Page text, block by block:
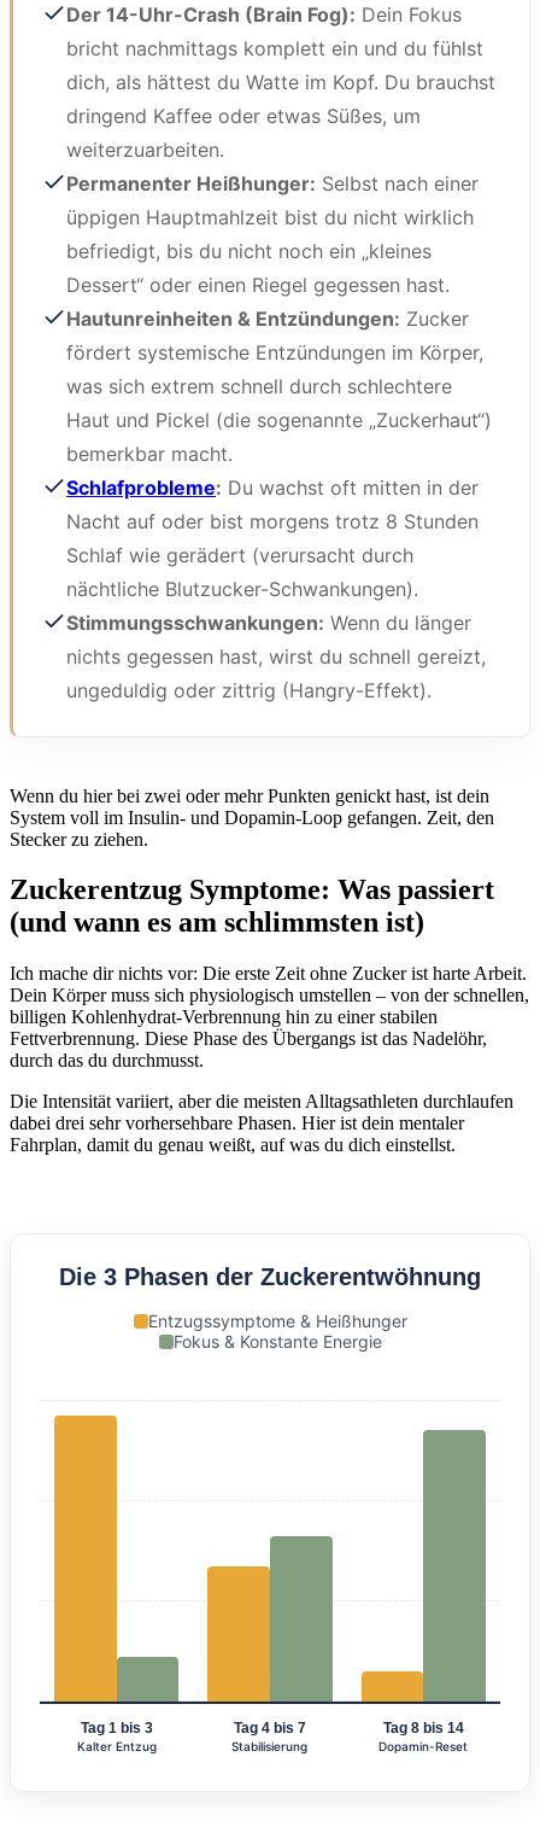
Der 14-Uhr-Crash (Brain Fog): Dein Fokus
bricht nachmittags komplett ein und du fühlst
dich, als hättest du Watte im Kopf. Du brauchst
dringend Kaffee oder etwas Süßes, um
weiterzuarbeiten.
Permanenter Heißhunger: Selbst nach einer
üppigen Hauptmahlzeit bist du nicht wirklich
befriedigt, bis du nicht noch ein „kleines
Dessert“ oder einen Riegel gegessen hast.
Hautunreinheiten & Entzündungen: Zucker
fördert systemische Entzündungen im Körper,
was sich extrem schnell durch schlechtere
Haut und Pickel (die sogenannte „Zuckerhaut“)
bemerkbar macht.
Schlafprobleme: Du wachst oft mitten in der
Nacht auf oder bist morgens trotz 8 Stunden
Schlaf wie gerädert (verursacht durch
nächtliche Blutzucker-Schwankungen).
Stimmungsschwankungen: Wenn du länger
nichts gegessen hast, wirst du schnell gereizt,
ungeduldig oder zittrig (Hangry-Effekt).
Wenn du hier bei zwei oder mehr Punkten genickt hast, ist dein
System voll im Insulin- und Dopamin-Loop gefangen. Zeit, den
Stecker zu ziehen.
Zuckerentzug Symptome: Was passiert
(und wann es am schlimmsten ist)
Ich mache dir nichts vor: Die erste Zeit ohne Zucker ist harte Arbeit.
Dein Körper muss sich physiologisch umstellen – von der schnellen,
billigen Kohlenhydrat-Verbrennung hin zu einer stabilen
Fettverbrennung. Diese Phase des Übergangs ist das Nadelöhr,
durch das du durchmusst.
Die Intensität variiert, aber die meisten Alltagsathleten durchlaufen
dabei drei sehr vorhersehbare Phasen. Hier ist dein mentaler
Fahrplan, damit du genau weißt, auf was du dich einstellst.
Die 3 Phasen der Zuckerentwöhnung
Entzugssymptome & Heißhunger
Fokus & Konstante Energie
Tag 1 bis 3
Kalter Entzug
Tag 4 bis 7
Stabilisierung
Tag 8 bis 14
Dopamin-Reset